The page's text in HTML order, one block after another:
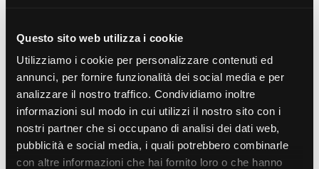
Questo sito web utilizza i cookie
Utilizziamo i cookie per personalizzare contenuti ed
annunci, per fornire funzionalità dei social media e per
analizzare il nostro traffico. Condividiamo inoltre
informazioni sul modo in cui utilizzi il nostro sito con i
nostri partner che si occupano di analisi dei dati web,
pubblicità e social media, i quali potrebbero combinarle
con altre informazioni che hai fornito loro o che hanno
FOX EDGES™ Curve Shank
€ 5.99
FOX EDGES™ Curve Shank
X
€ 5.99